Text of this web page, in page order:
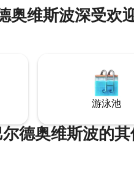
景。 客厅配有舒适的沙
适合在探索大自然一天
奥维斯波深受欢
游泳池
尔德奥维斯波的